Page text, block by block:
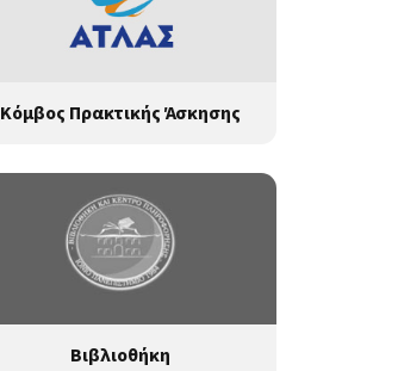
Κόμβος Πρακτικής Άσκησης
Βιβλιοθήκη